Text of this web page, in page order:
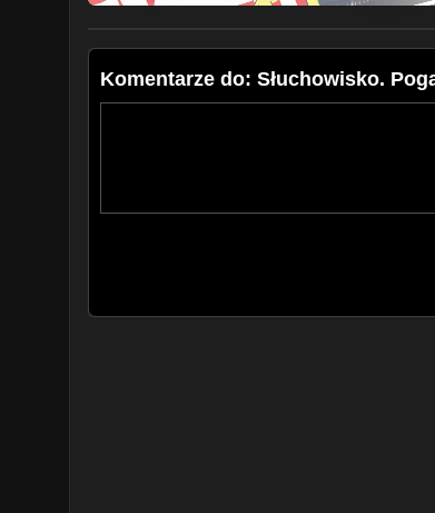
Komentarze do: Słuchowisko.